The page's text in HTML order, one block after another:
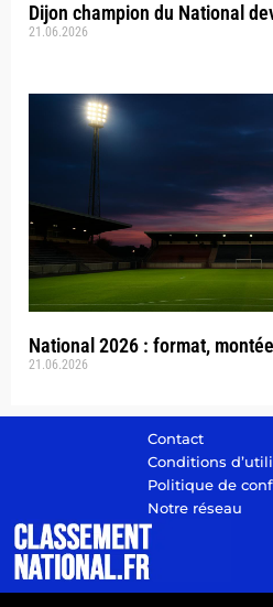
Dijon champion du National
21.06.2026
National 2026 : format,
21.06.2026
Contact
Conditions
Politique de
Notre réseau